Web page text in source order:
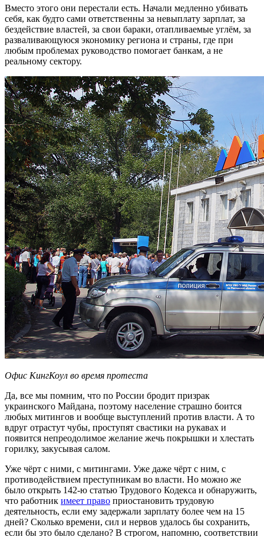
Вместо этого они перестали есть. Начали медленно убивать
себя, как будто сами ответственны за невыплату зарплат, за
бездействие властей, за свои бараки, отапливаемые углём, за
разваливающуюся экономику региона и страны, где при
любым проблемах руководство помогает банкам, а не
реальному сектору.
Офис КингКоул во время протеста
Да, все мы помним, что по России бродит призрак
украинского Майдана, поэтому население страшно боится
любых митингов и вообще выступлений против власти. А то
вдруг отрастут чубы, проступят свастики на рукавах и
появится непреодолимое желание жечь покрышки и хлестать
горилку, закусывая салом.
Уже чёрт с ними, с митингами. Уже даже чёрт с ним, с
противодействием преступникам во власти. Но можно же
было открыть 142-ю статью Трудового Кодекса и обнаружить,
что работник имеет право приостановить трудовую
деятельность, если ему задержали зарплату более чем на 15
дней? Сколько времени, сил и нервов удалось бы сохранить,
если бы это было сделано? В строгом, напомню, соответствии